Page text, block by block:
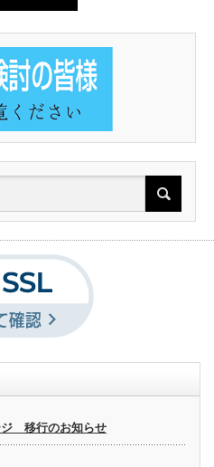
ジ 移行のお知らせ